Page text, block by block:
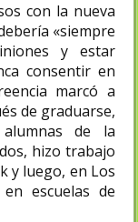
con la nueva
«siempre
y estar
consentir en
marcó a
de graduarse,
de la
hizo trabajo
y luego, en Los
escuelas de